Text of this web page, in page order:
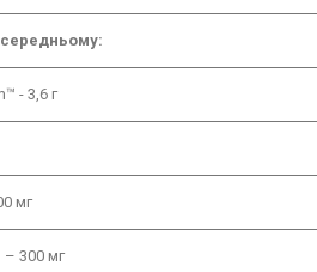
середньому:
- 3,6 г
мг
– 300 мг